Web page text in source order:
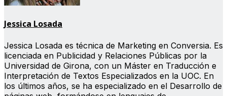
Jessica Losada
Jessica Losada es técnica de Marketing en Conversia. Es
licenciada en Publicidad y Relaciones Públicas por la
Universidad de Girona, con un Máster en Traducción e
Interpretación de Textos Especializados en la UOC. En
los últimos años, se ha especializado en el Desarrollo de